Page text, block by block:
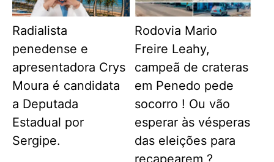
Radialista
penedense e
apresentadora Crys
Moura é candidata
a Deputada
Estadual por
Sergipe.
Rodovia Mario
Freire Leahy,
campeã de crateras
em Penedo pede
socorro ! Ou vão
esperar às vésperas
das eleições para
recapearem ?